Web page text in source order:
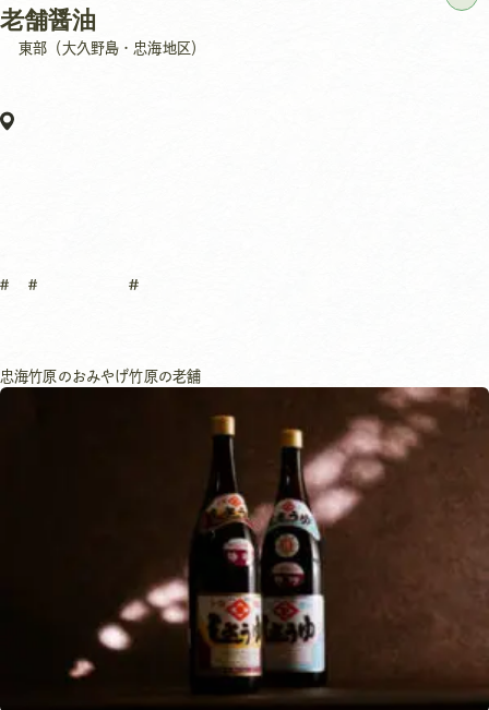
老舗醤油
東部（大久野島・忠海地区）
忠海竹原のおみやげ竹原の老舗